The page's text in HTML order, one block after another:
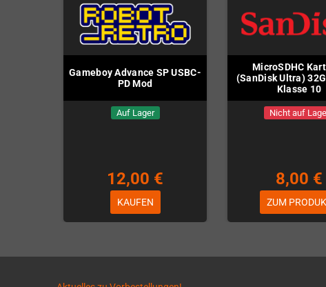
Gameboy Advance SP USBC-
PD Mod
Auf Lager
12,00 €
KAUFEN
MicroSDHC
(SanDisk Ultra)
Klasse 10
Nicht auf
8,00 €
ZUM